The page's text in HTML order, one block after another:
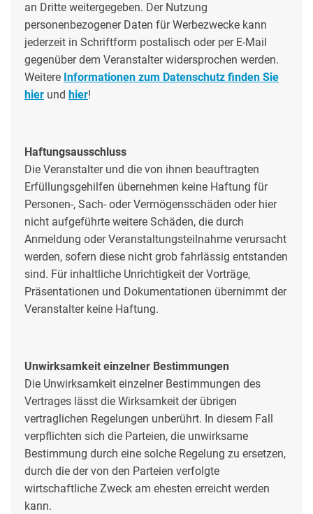
an Dritte weitergegeben. Der Nutzung
personenbezogener Daten für Werbezwecke kann
jederzeit in Schriftform postalisch oder per E-Mail
gegenüber dem Veranstalter widersprochen werden.
Weitere Informationen zum Datenschutz finden Sie
hier und hier!
Haftungsausschluss
Die Veranstalter und die von ihnen beauftragten
Erfüllungsgehilfen übernehmen keine Haftung für
Personen-, Sach- oder Vermögensschäden oder hier
nicht aufgeführte weitere Schäden, die durch
Anmeldung oder Veranstaltungsteilnahme verursacht
werden, sofern diese nicht grob fahrlässig entstanden
sind. Für inhaltliche Unrichtigkeit der Vorträge,
Präsentationen und Dokumentationen übernimmt der
Veranstalter keine Haftung.
Unwirksamkeit einzelner Bestimmungen
Die Unwirksamkeit einzelner Bestimmungen des
Vertrages lässt die Wirksamkeit der übrigen
vertraglichen Regelungen unberührt. In diesem Fall
verpflichten sich die Parteien, die unwirksame
Bestimmung durch eine solche Regelung zu ersetzen,
durch die der von den Parteien verfolgte
wirtschaftliche Zweck am ehesten erreicht werden
kann.